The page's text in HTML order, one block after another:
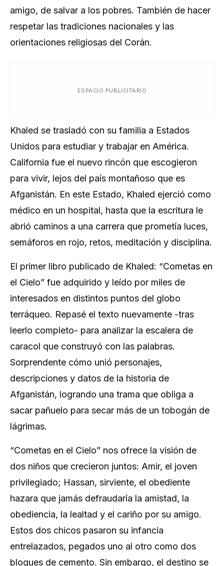
amigo, de salvar a los pobres. También de hacer
respetar las tradiciones nacionales y las
orientaciones religiosas del Corán.
ESPACIO PUBLICITARIO
Khaled se trasladó con su familia a Estados
Unidos para estudiar y trabajar en América.
California fue el nuevo rincón que escogieron
para vivir, lejos del país montañoso que es
Afganistán. En este Estado, Khaled ejerció como
médico en un hospital, hasta que la escritura le
abrió caminos a una carrera que prometía luces,
semáforos en rojo, retos, meditación y disciplina.
El primer libro publicado de Khaled: “Cometas en
el Cielo” fue adquirido y leído por miles de
interesados en distintos puntos del globo
terráqueo. Repasé el texto nuevamente -tras
leerlo completo- para analizar la escalera de
caracol que construyó con las palabras.
Sorprendente cómo unió personajes,
descripciones y datos de la historia de
Afganistán, logrando una trama que obliga a
sacar pañuelo para secar más de un tobogán de
lágrimas.
“Cometas en el Cielo” nos ofrece la visión de
dos niños que crecieron juntos: Amir, el joven
privilegiado; Hassan, sirviente, el obediente
hazara que jamás defraudaría la amistad, la
obediencia, la lealtad y el cariño por su amigo.
Estos dos chicos pasaron su infancia
entrelazados, pegados uno al otro como dos
bloques de cemento. Sin embargo, el destino se